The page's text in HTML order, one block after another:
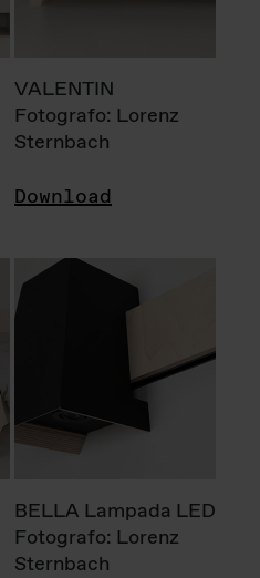
VALENTIN
Fotografo: Lorenz
Sternbach
Download
BELLA Lampada LED
Fotografo: Lorenz
Sternbach